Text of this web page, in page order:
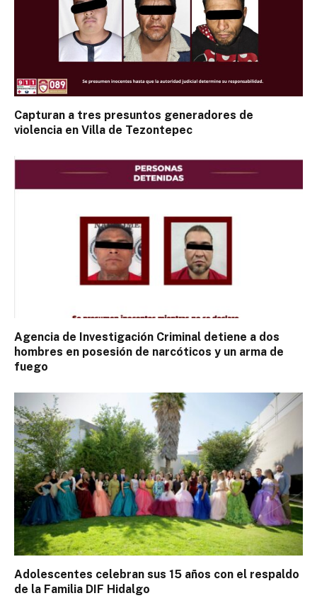
Capturan a tres presuntos generadores de
violencia en Villa de Tezontepec
Agencia de Investigación Criminal detiene a dos
hombres en posesión de narcóticos y un arma de
fuego
Adolescentes celebran sus 15 años con el respaldo
de la Familia DIF Hidalgo